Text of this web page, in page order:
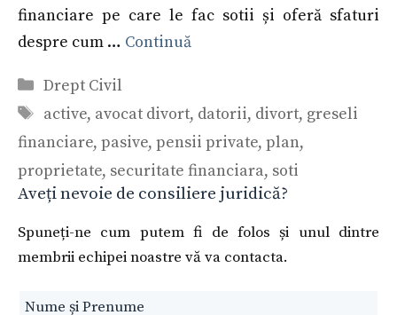
financiare pe care le fac sotii și oferă sfaturi
despre cum … Continuă
Categorii
Drept Civil
Etichete
active, avocat divort, datorii, divort, greseli
financiare, pasive, pensii private, plan,
proprietate, securitate financiara, soti
Aveți nevoie de consiliere juridică?
Spuneți-ne cum putem fi de folos și unul dintre
membrii echipei noastre vă va contacta.
Leave